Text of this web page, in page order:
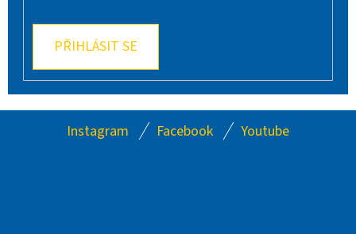
PŘIHLÁSIT SE
Instagram Facebook Youtube